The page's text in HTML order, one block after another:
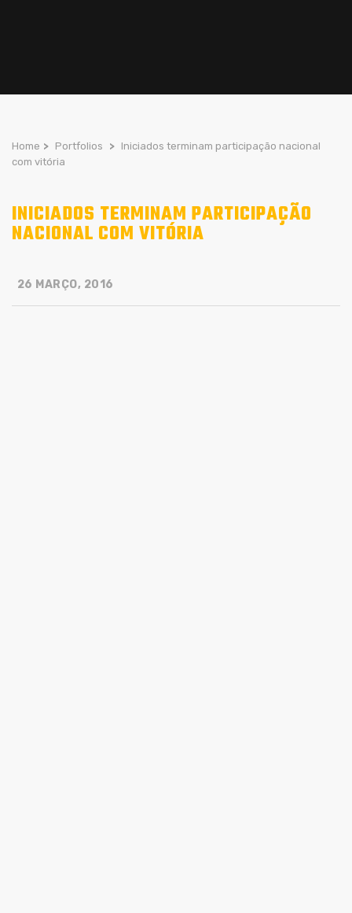
Home > Portfolios > Iniciados terminam participação nacional
com vitória
INICIADOS TERMINAM PARTICIPAÇÃO
NACIONAL COM VITÓRIA
26 MARÇO, 2016